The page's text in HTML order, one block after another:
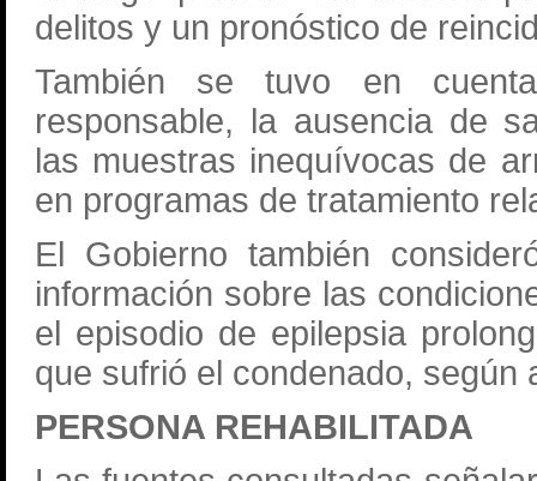
delitos y un pronóstico de
También se tuvo en
responsable, la ausencia de
las muestras inequívocas de
en programas de tratamiento
El Gobierno también
información sobre las
el episodio de epilepsia
que sufrió el condenado, según
PERSONA REHABILITADA